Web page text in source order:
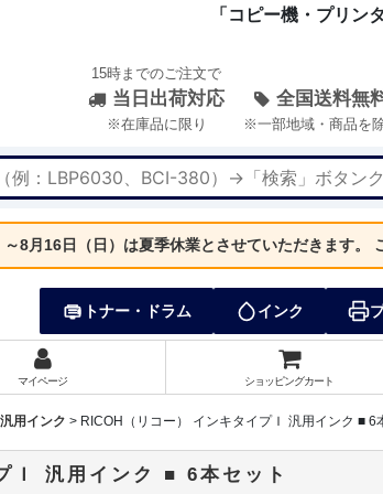
「コピー機・プリン
15時までのご注文で
当日出荷対応
※在庫品に限り
全国送料無
※一部地域・商品を
8月16日（日）は夏季休業とさせていただきます。
トナー・ドラム インク
マイページ ショッピングカート
用インク > RICOH（リコー） インキタイプＩ 汎用インク ■ 6
Ｉ 汎用インク ■ 6本セット